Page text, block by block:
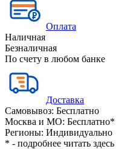
Оплата
Наличная
Безналичная
По счету в любом банке
Доставка
Самовывоз: Бесплатно
Москва и МО: Бесплатно*
Регионы: Индивидуально
* - подробнее читать здесь